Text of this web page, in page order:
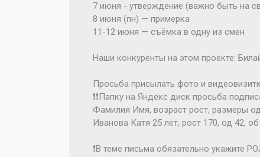
7 июня - утверждение (важно быть на
8 июня (пн) — примерка
11-12 июня — съёмка в одну из смен
Наши конкуренты на этом проекте:
Просьба присылать фото и
❗️❗️Папку на Яндекс диск просьба
Фамилия Имя, возраст рост, размеры
Иванова Катя 25 лет, рост 170, од 42, об
❗️В теме письма обязательно укажите